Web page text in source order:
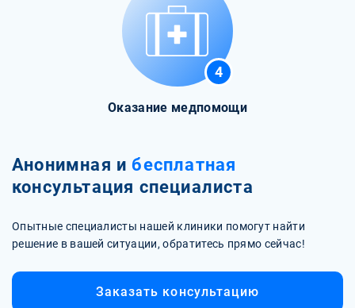
4
Оказание медпомощи
Анонимная и бесплатная
консультация специалиста
Опытные специалисты нашей клиники помогут найти
решение в вашей ситуации, обратитесь прямо сейчас!
Заказать консультацию